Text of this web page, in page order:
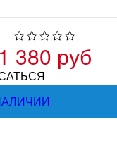
1 380 руб